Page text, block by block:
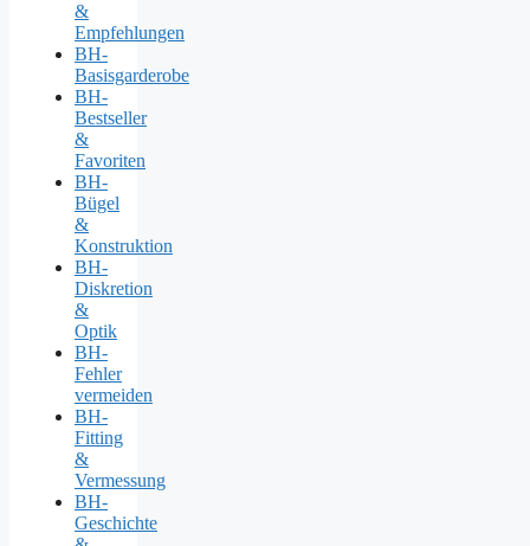
&
Empfehlungen
BH-
Basisgarderobe
BH-
Bestseller
&
Favoriten
BH-
Bügel
&
Konstruktion
BH-
Diskretion
&
Optik
BH-
Fehler
vermeiden
BH-
Fitting
&
Vermessung
BH-
Geschichte